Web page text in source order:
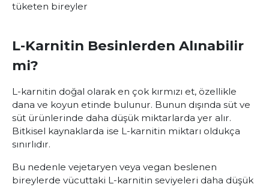
tüketen bireyler
L-Karnitin Besinlerden Alınabilir
mi?
L-karnitin doğal olarak en çok kırmızı et, özellikle
dana ve koyun etinde bulunur. Bunun dışında süt ve
süt ürünlerinde daha düşük miktarlarda yer alır.
Bitkisel kaynaklarda ise L-karnitin miktarı oldukça
sınırlıdır.
Bu nedenle vejetaryen veya vegan beslenen
bireylerde vücuttaki L-karnitin seviyeleri daha düşük